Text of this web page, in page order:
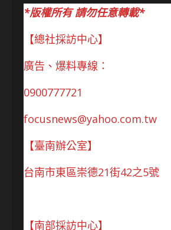
*版權所有 請勿任意轉載*
【總社採訪中心】
廣告、爆料專線：
0900777721
focusnews@yahoo.com.tw
【臺南辦公室】
台南市東區崇德21街42之5號
【南部採訪中心】